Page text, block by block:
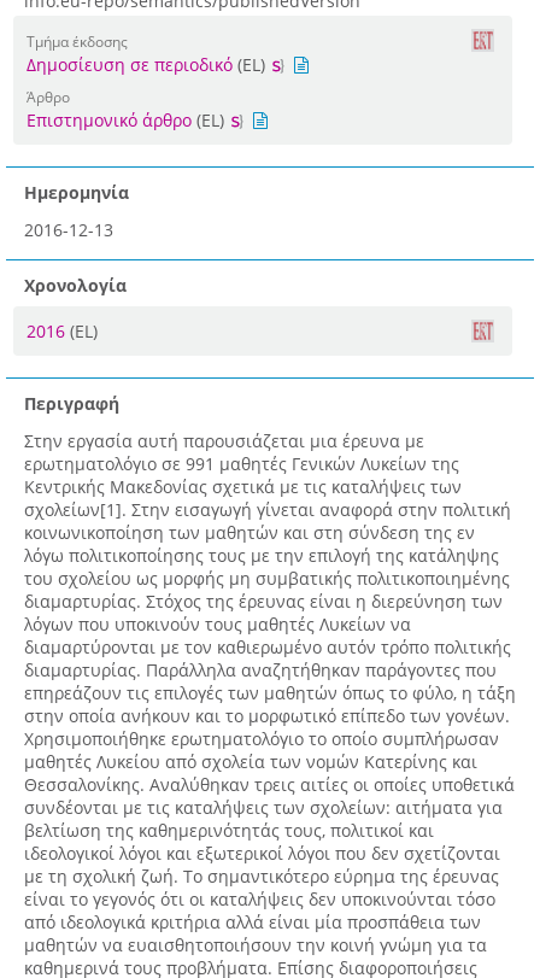
Τμήμα έκδοσης
Δημοσίευση σε περιοδικό (EL)
Άρθρο
Επιστημονικό άρθρο (EL)
Ημερομηνία
2016-12-13
Χρονολογία
2016 (EL)
Περιγραφή
Στην εργασία αυτή παρουσιάζεται μια έρευνα με
ερωτηματολόγιο σε 991 μαθητές Γενικών Λυκείων της
Κεντρικής Μακεδονίας σχετικά με τις καταλήψεις των
σχολείων[1]. Στην εισαγωγή γίνεται αναφορά στην πολιτική
κοινωνικοποίηση των μαθητών και στη σύνδεση της εν
λόγω πολιτικοποίησης τους με την επιλογή της κατάληψης
του σχολείου ως μορφής μη συμβατικής πολιτικοποιημένης
διαμαρτυρίας. Στόχος της έρευνας είναι η διερεύνηση των
λόγων που υποκινούν τους μαθητές Λυκείων να
διαμαρτύρονται με τον καθιερωμένο αυτόν τρόπο πολιτικής
διαμαρτυρίας. Παράλληλα αναζητήθηκαν παράγοντες που
επηρεάζουν τις επιλογές των μαθητών όπως το φύλο, η τάξη
στην οποία ανήκουν και το μορφωτικό επίπεδο των γονέων.
Χρησιμοποιήθηκε ερωτηματολόγιο το οποίο συμπλήρωσαν
μαθητές Λυκείου από σχολεία των νομών Κατερίνης και
Θεσσαλονίκης. Αναλύθηκαν τρεις αιτίες οι οποίες υποθετικά
συνδέονται με τις καταλήψεις των σχολείων: αιτήματα για
βελτίωση της καθημερινότητάς τους, πολιτικοί και
ιδεολογικοί λόγοι και εξωτερικοί λόγοι που δεν σχετίζονται
με τη σχολική ζωή. Το σημαντικότερο εύρημα της έρευνας
είναι το γεγονός ότι οι καταλήψεις δεν υποκινούνται τόσο
από ιδεολογικά κριτήρια αλλά είναι μία προσπάθεια των
μαθητών να ευαισθητοποιήσουν την κοινή γνώμη για τα
καθημερινά τους προβλήματα. Επίσης διαφοροποιήσεις